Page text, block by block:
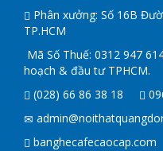
Phân xưởng: Số 16B
TP.HCM
Mã Số Thuế: 0312 947
hoạch & đầu tư TPHCM.
(028) 66 86 38 18
banghecafecaocap.com